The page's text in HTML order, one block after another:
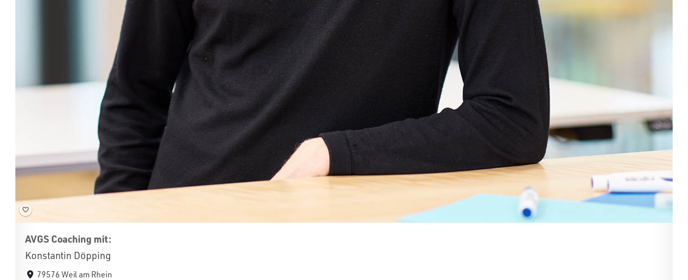
AVGS Coaching mit:
Konstantin Döpping
79576 Weil am Rhein